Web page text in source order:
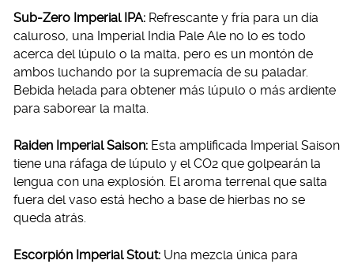
Sub-Zero Imperial IPA: Refrescante y fría para un día
caluroso, una Imperial India Pale Ale no lo es todo
acerca del lúpulo o la malta, pero es un montón de
ambos luchando por la supremacía de su paladar.
Bebida helada para obtener más lúpulo o más ardiente
para saborear la malta.
Raiden Imperial Saison: Esta amplificada Imperial Saison
tiene una ráfaga de lúpulo y el CO2 que golpearán la
lengua con una explosión. El aroma terrenal que salta
fuera del vaso está hecho a base de hierbas no se
queda atrás.
Escorpión Imperial Stout: Una mezcla única para